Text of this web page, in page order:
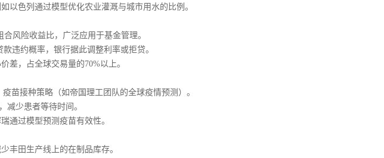
色列通过模型优化农业灌溉与城市用水的比例。
风险收益比，广泛应用于基金管理。
约概率，银行据此调整利率或拒贷。
，占全球交易量的70%以上。
接种策略（如帝国理工团队的全球疫情预测）。
少患者等待时间。
过模型预测疫苗有效性。
田生产线上的在制品库存。